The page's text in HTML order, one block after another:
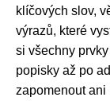
klíčových slov,
výrazů, které
si všechny
popisky až po
zapomenout ani